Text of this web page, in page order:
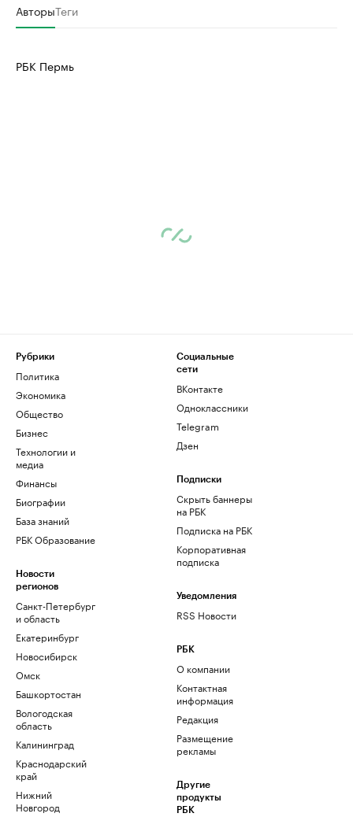
АвторыТеги
РБК Пермь
Рубрики
Политика
Экономика
Общество
Бизнес
Технологии и
медиа
Финансы
Биографии
База знаний
РБК Образование
Новости
регионов
Санкт-Петербург
и область
Екатеринбург
Новосибирск
Омск
Башкортостан
Вологодская
область
Калининград
Краснодарский
край
Нижний
Новгород
Социальные
сети
ВКонтакте
Одноклассники
Telegram
Дзен
Подписки
Скрыть баннеры
на РБК
Подписка на РБК
Корпоративная
подписка
Уведомления
RSS Новости
РБК
О компании
Контактная
информация
Редакция
Размещение
рекламы
Другие
продукты
РБК